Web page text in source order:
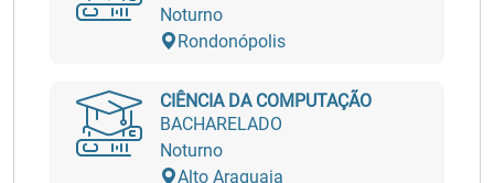
Noturno
Rondonópolis
CIÊNCIA DA COMPUTAÇÃO
BACHARELADO
Noturno
Alto Araguaia